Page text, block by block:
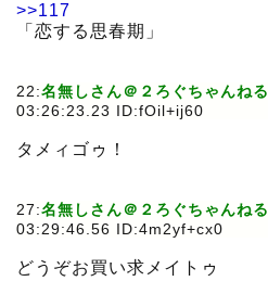
>>117
「恋する思春期」
22:名無しさん＠２ろぐちゃんねる
03:26:23.23 ID:fOil+ij60
タメィゴゥ！
27:名無しさん＠２ろぐちゃんねる
03:29:46.56 ID:4m2yf+cx0
どうぞお買い求メイトゥ